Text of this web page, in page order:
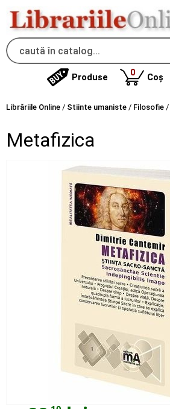
Produse 0produse
Coș
Librăriile Online / Stiinte umaniste / Filosofie /
Metafizica